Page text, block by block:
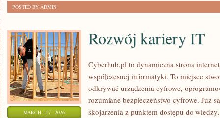
POSTED BY ADMIN
MARCH - 17 - 2026
Rozwój kariery IT
Cyberhub.pl to dynamiczna strona
współczesnej informatyki. To miejsce
odkrywać urządzenia cyfrowe,
rozumiane bezpieczeństwo cyfrowe. Już
skojarzenia z punktem dostępu do